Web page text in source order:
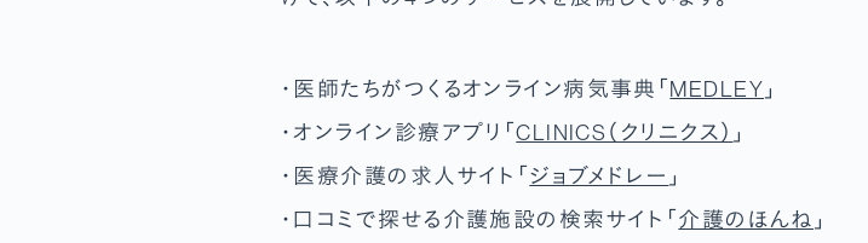
・医師たちがつくるオンライン病気事典「 MEDLEY 」
・オンライン診療アプリ「CLINICS（クリニクス） 」
・医療介護の求人サイト「 ジョブメドレー 」
・口コミで探せる介護施設の検索サイト「 介護のほんね 」